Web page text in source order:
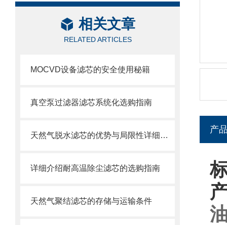
相关文章
RELATED ARTICLES
MOCVD设备滤芯的安全使用秘籍
真空泵过滤器滤芯系统化选购指南
天然气脱水滤芯的优势与局限性详细分析
详细介绍耐高温除尘滤芯的选购指南
天然气聚结滤芯的存储与运输条件
产